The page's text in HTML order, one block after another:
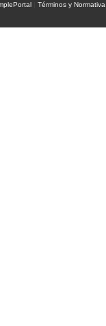
|Términos y Normativa